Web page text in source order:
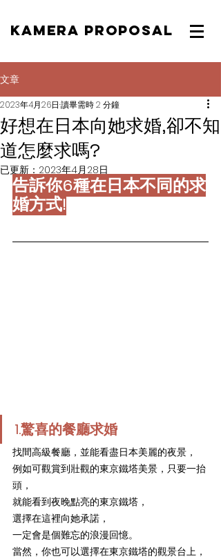
KAMERA PROPOSAL
文章
好想在日本向她求婚,卻不知
道怎麼求嗎?
2023年4月26日 讀畢需時 2 分鐘
已更新： 2023年4月28日
告訴你6種在日本不同的求
婚方式!
1.驚喜的餐廳求婚
找間高級餐廳，並能看盡日本美麗的夜景，
例如可觀賞到壯觀的東京鐵塔美景，只要一抬
頭，
就能看到夜晚點亮的東京鐵塔，
選擇在這裡向她承諾，
一定會是個難忘的浪漫回憶。
當然，你也可以選擇在東京鐵塔的觀景台上，